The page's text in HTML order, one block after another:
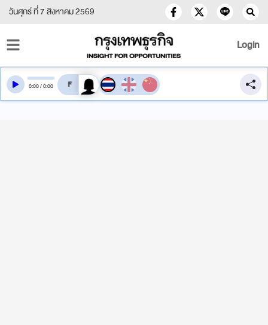
วันศุกร์ ที่ 7 สิงหาคม 2569
Login
0:00/0:00 สลับเสียงอ่าน